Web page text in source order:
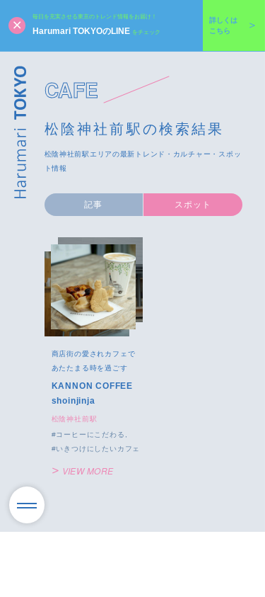
毎日を充実させる東京のトレンド情報をお届け！
Harumari TOKYOのLINE をチェック
詳しくは
こちら
CAFE
松陰神社前駅の検索結果
松陰神社前駅エリアの最新トレンド・カルチャー・スポッ
ト情報
記事 スポット
商店街の愛されカフェで
あたたまる時を過ごす
KANNON COFFEE
shoinjinja
松陰神社前駅
コーヒーにこだわる
いきつけにしたいカフェ
VIEW MORE